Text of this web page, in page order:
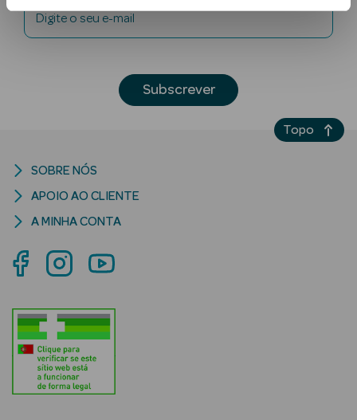
Solares
Corpo
Lábios
Solares Bebé e
Criança
Digite o seu e-mail
Subscrever
SOBRE NÓS
APOIO AO CLIENTE
A MINHA CONTA
Topo